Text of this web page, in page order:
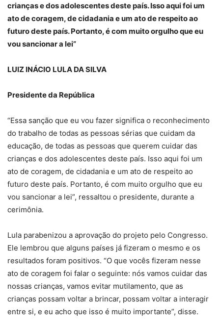
crianças e dos adolescentes deste país. Isso aqui foi um
ato de coragem, de cidadania e um ato de respeito ao
futuro deste país. Portanto, é com muito orgulho que eu
vou sancionar a lei”
LUIZ INÁCIO LULA DA SILVA
Presidente da República
“Essa sanção que eu vou fazer significa o reconhecimento
do trabalho de todas as pessoas sérias que cuidam da
educação, de todas as pessoas que querem cuidar das
crianças e dos adolescentes deste país. Isso aqui foi um
ato de coragem, de cidadania e um ato de respeito ao
futuro deste país. Portanto, é com muito orgulho que eu
vou sancionar a lei”, ressaltou o presidente, durante a
cerimônia.
Lula parabenizou a aprovação do projeto pelo Congresso.
Ele lembrou que alguns países já fizeram o mesmo e os
resultados foram positivos. “O que vocês fizeram nesse
ato de coragem foi falar o seguinte: nós vamos cuidar das
nossas crianças, vamos evitar mutilamento, que as
crianças possam voltar a brincar, possam voltar a interagir
entre si, e eu acho que isso é muito importante”, disse.